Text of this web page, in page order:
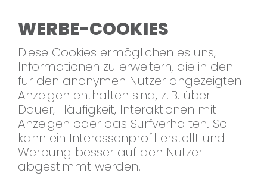
WERBE-COOKIES
Diese Cookies ermöglichen es uns,
Informationen zu erweitern, die in den
für den anonymen Nutzer angezeigten
Anzeigen enthalten sind, z. B. über
Dauer, Häufigkeit, Interaktionen mit
Anzeigen oder das Surfverhalten. So
kann ein Interessenprofil erstellt und
Werbung besser auf den Nutzer
abgestimmt werden.